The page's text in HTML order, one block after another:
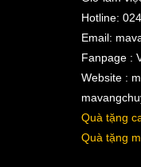
Hotline:
Email:
Fanpage :
Website :
Quà tặng
Quà tặng